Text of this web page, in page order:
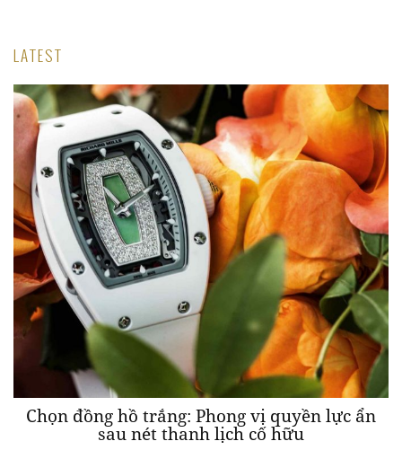
LATEST
Chọn đồng hồ trắng: Phong vị quyền lực ẩn
sau nét thanh lịch cố hữu